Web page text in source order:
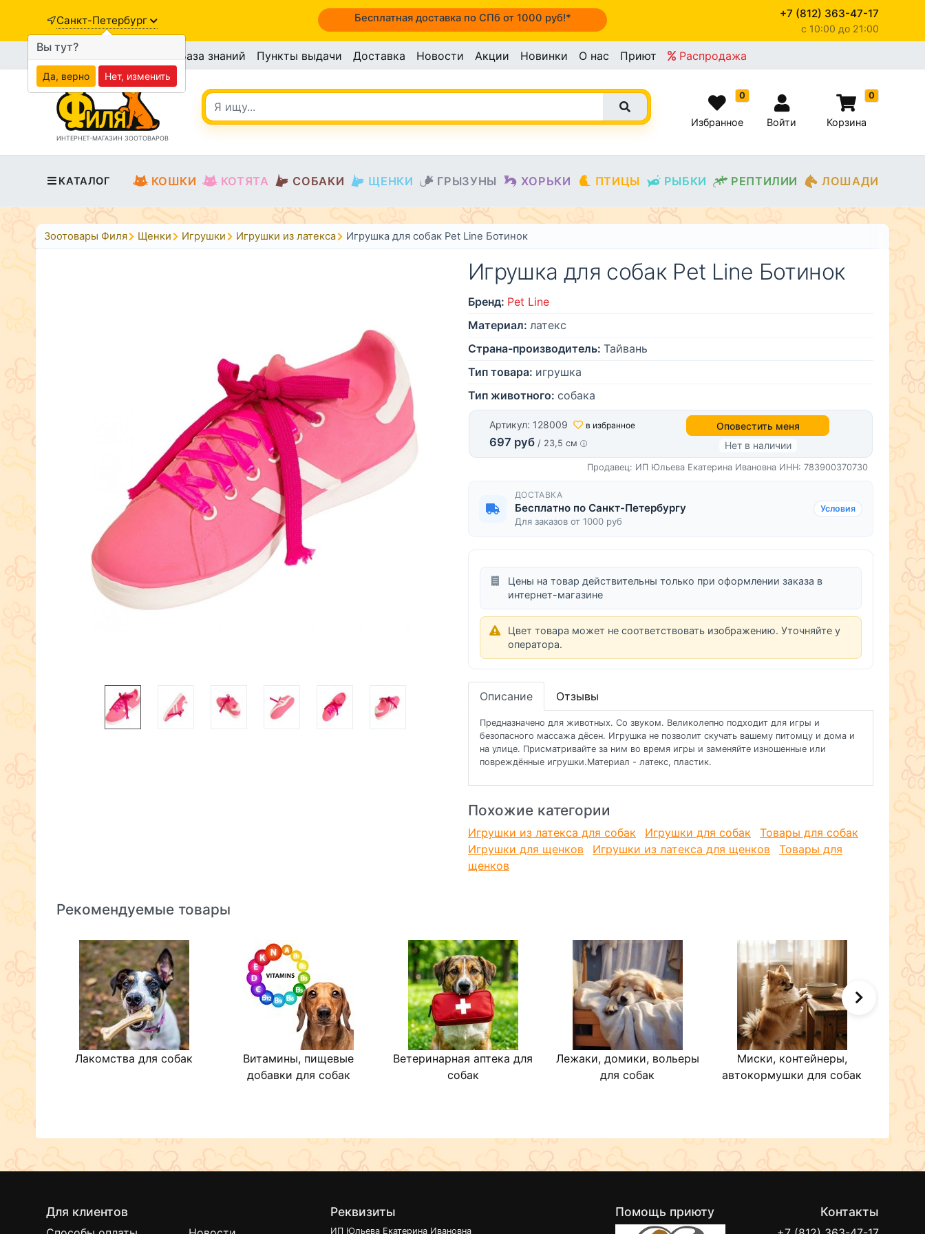
Санкт-Петербург Бесплатная доставка по СПб от 1000 руб!* +7 (812) 363-47-17
c 10:00 до 21:00
База знаний Пункты выдачи Доставка Новости Акции Новинки О нас Приют Распродажа
ИНТЕРНЕТ-МАГАЗИН ЗООТОВАРОВ
0
Избранное Войти
0
Корзина
КАТАЛОГ КОШКИ КОТЯТА СОБАКИ ЩЕНКИ ГРЫЗУНЫ ХОРЬКИ ПТИЦЫ РЫБКИ РЕПТИЛИИ ЛОШАДИ
Зоотовары Филя Щенки Игрушки Игрушки из латекса Игрушка для собак Pet Line Ботинок
Игрушка для собак Pet Line Ботинок
Бренд: Pet Line
Материал: латекс
Страна-производитель: Тайвань
Тип товара: игрушка
Тип животного: собака
Артикул: 128009 в избранное
697 руб / 23,5 см
Оповестить меня
Нет в наличии
Продавец: ИП Юльева Екатерина Ивановна ИНН: 783900370730
ДОСТАВКА
Бесплатно по Санкт-Петербургу
Для заказов от 1000 руб
Условия
Цены на товар действительны только при оформлении заказа в
интернет-магазине
Цвет товара может не соответствовать изображению. Уточняйте у
оператора.
Описание Отзывы
Предназначено для животных. Со звуком. Великолепно подходит для игры и
безопасного массажа дёсен. Игрушка не позволит скучать вашему питомцу и дома и
на улице. Присматривайте за ним во время игры и заменяйте изношенные или
повреждённые игрушки.Материал - латекс, пластик.
Похожие категории
Игрушки из латекса для собак Игрушки для собак
Товары для собак
Игрушки для щенков
Игрушки из латекса для щенков
Товары для
щенков
Рекомендуемые товары
Лакомства для собак
Витамины, пищевые
добавки для собак
Ветеринарная аптека для
собак
Лежаки, домики, вольеры
для собак
Миски, контейнеры,
автокормушки для собак
Для клиентов Реквизиты
ИП Юльева Екатерина Ивановна
Помощь приюту Контакты
Вы тут?
Да, верно Нет, изменить